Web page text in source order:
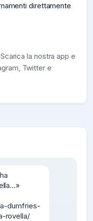
direttamente
la nostra app e
Twitter e
dumfries-
rovella/